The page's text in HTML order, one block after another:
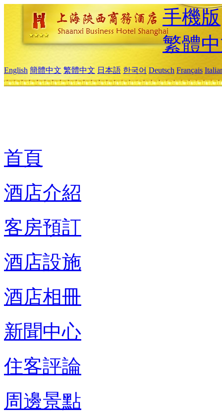
手機版
繁體
English 簡體中文 繁體中文 日本語 한국어 Deutsch Français
首頁
酒店介紹
客房預訂
酒店設施
酒店相冊
新聞中心
住客評論
周邊景點